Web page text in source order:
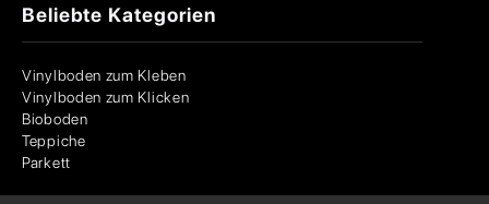
Beliebte Kategorien
Vinylboden zum Kleben
Vinylboden zum Klicken
Bioboden
Teppiche
Parkett